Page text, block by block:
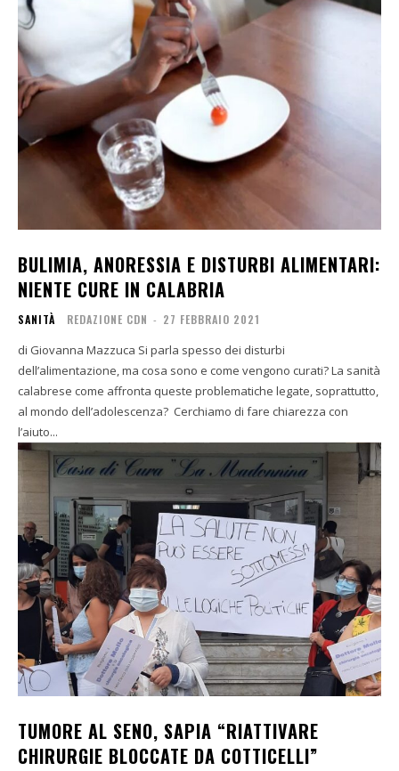
BULIMIA, ANORESSIA E DISTURBI ALIMENTARI:
NIENTE CURE IN CALABRIA
SANITÀ REDAZIONE CDN - 27 FEBBRAIO 2021
di Giovanna Mazzuca Si parla spesso dei disturbi
dell’alimentazione, ma cosa sono e come vengono curati? La sanità
calabrese come affronta queste problematiche legate, soprattutto,
al mondo dell’adolescenza? Cerchiamo di fare chiarezza con
l’aiuto...
TUMORE AL SENO, SAPIA “RIATTIVARE
CHIRURGIE BLOCCATE DA COTTICELLI”